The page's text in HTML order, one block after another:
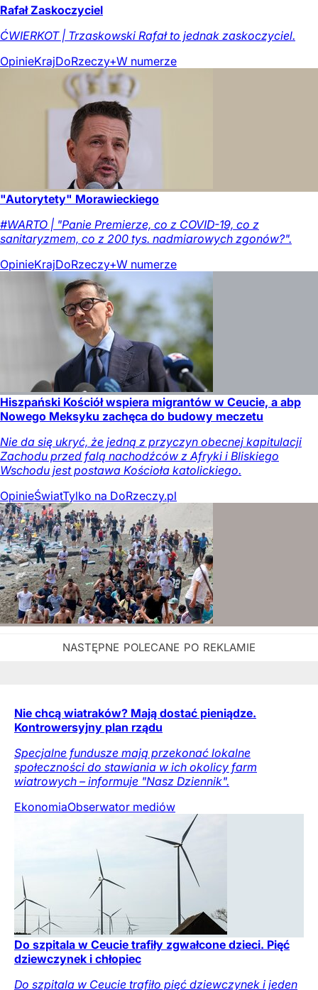
Rafał Zaskoczyciel
ĆWIERKOT | Trzaskowski Rafał to jednak zaskoczyciel.
OpinieKrajDoRzeczy+W numerze
"Autorytety" Morawieckiego
#WARTO | "Panie Premierze, co z COVID-19, co z
sanitaryzmem, co z 200 tys. nadmiarowych zgonów?".
OpinieKrajDoRzeczy+W numerze
Hiszpański Kościół wspiera migrantów w Ceucie, a abp
Nowego Meksyku zachęca do budowy meczetu
Nie da się ukryć, że jedną z przyczyn obecnej kapitulacji
Zachodu przed falą nachodźców z Afryki i Bliskiego
Wschodu jest postawa Kościoła katolickiego.
OpinieŚwiatTylko na DoRzeczy.pl
Nie chcą wiatraków? Mają dostać pieniądze.
Kontrowersyjny plan rządu
Specjalne fundusze mają przekonać lokalne
społeczności do stawiania w ich okolicy farm
wiatrowych – informuje "Nasz Dziennik".
EkonomiaObserwator mediów
Do szpitala w Ceucie trafiły zgwałcone dzieci. Pięć
dziewczynek i chłopiec
Do szpitala w Ceucie trafiło pięć dziewczynek i jeden